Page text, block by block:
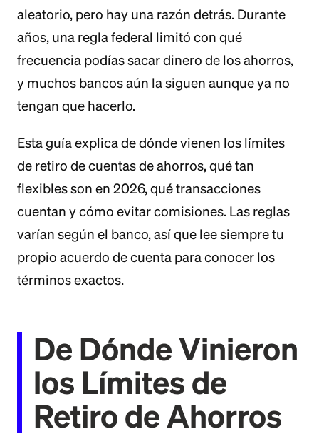
aleatorio, pero hay una razón detrás. Durante
años, una regla federal limitó con qué
frecuencia podías sacar dinero de los ahorros,
y muchos bancos aún la siguen aunque ya no
tengan que hacerlo.
Esta guía explica de dónde vienen los límites
de retiro de cuentas de ahorros, qué tan
flexibles son en 2026, qué transacciones
cuentan y cómo evitar comisiones. Las reglas
varían según el banco, así que lee siempre tu
propio acuerdo de cuenta para conocer los
términos exactos.
De Dónde Vinieron
los Límites de
Retiro de Ahorros